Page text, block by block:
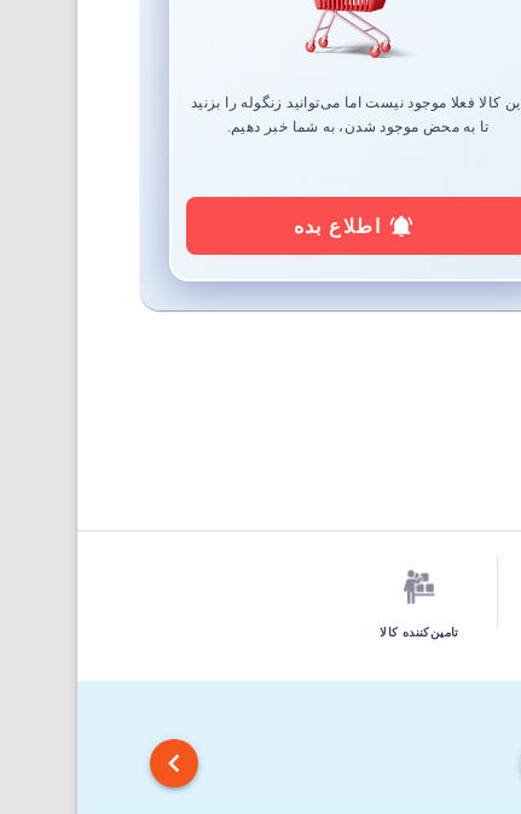
این کالا فعلا موجود نیست اما می‌توانید زنگوله را بزنید
تا به محض موجود شدن، به شما خبر دهیم.
اطلاع بده
تامین‌کننده کالا